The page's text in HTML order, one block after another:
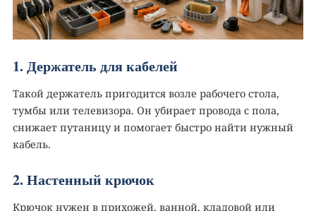
1. Держатель для кабелей
Такой держатель пригодится возле рабочего стола,
тумбы или телевизора. Он убирает провода с пола,
снижает путаницу и помогает быстро найти нужный
кабель.
2. Настенный крючок
Крючок нужен в прихожей, ванной, кладовой или